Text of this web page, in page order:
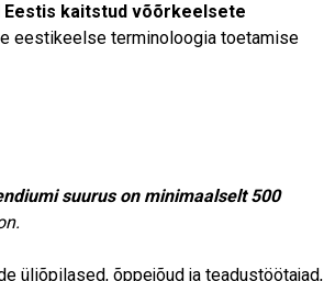
kaitstud võõrkeelsete
eestikeelse terminoloogia toetamise
suurus on minimaalselt 500
üliõpilased, õppejõud ja teadustöötajad,